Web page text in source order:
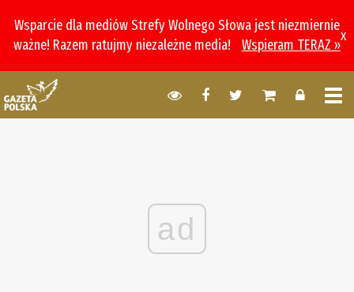
Wsparcie dla mediów Strefy Wolnego Słowa jest niezmiernie
ważne! Razem ratujmy niezależne media!
Wspieram TERAZ »
x
ad